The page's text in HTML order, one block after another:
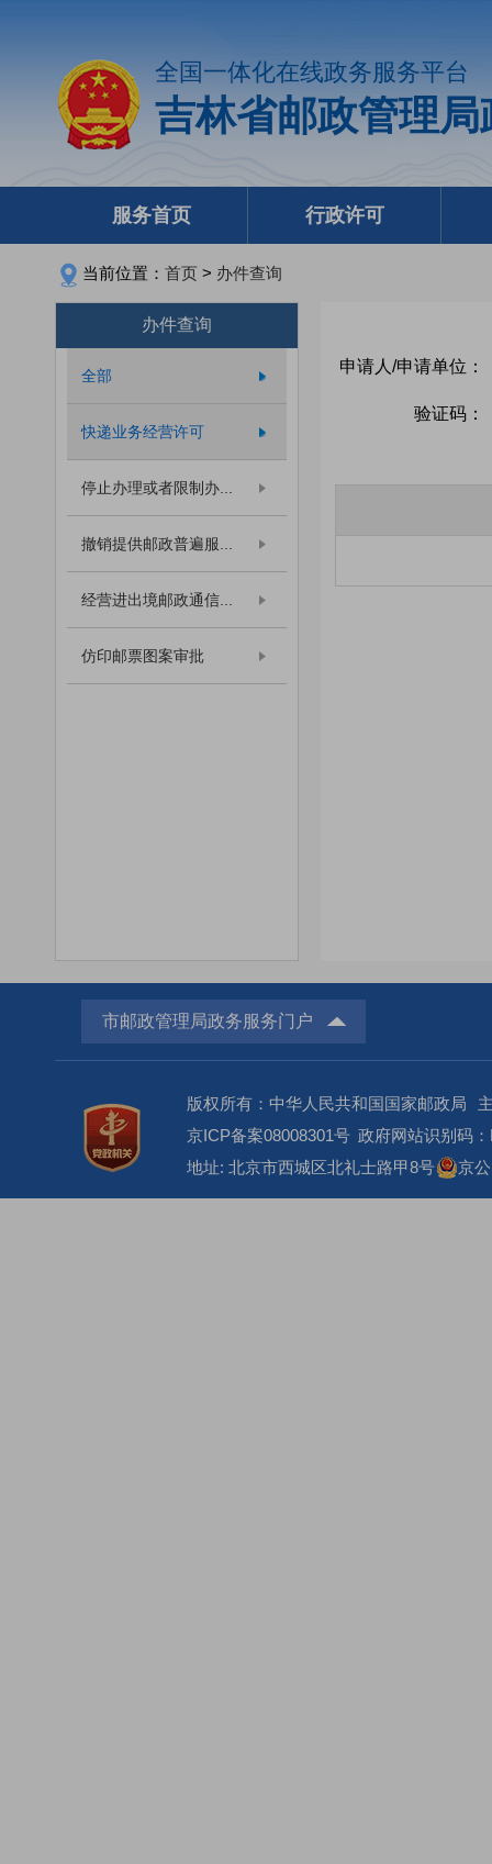
全国一体化在线政务服务平台
吉林省邮政管理
服务首页 行政许可
当前位置： 首页 > 办件查询
办件查询
全部
快递业务经营许可
停止办理或者限制办...
撤销提供邮政普遍服...
经营进出境邮政通信...
仿印邮票图案审批
申请人/申请单位：
验证码：
市邮政管理局政务服务门户
版权所有：中华人民共和国国家邮政局
京ICP备案08008301号 政府网站识别码
地址: 北京市西城区北礼士路甲8号
京